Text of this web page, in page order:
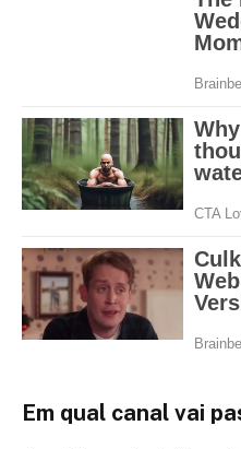
Em qual canal vai